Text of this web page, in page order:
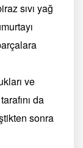
sıvı yağ
ve
da
sonra